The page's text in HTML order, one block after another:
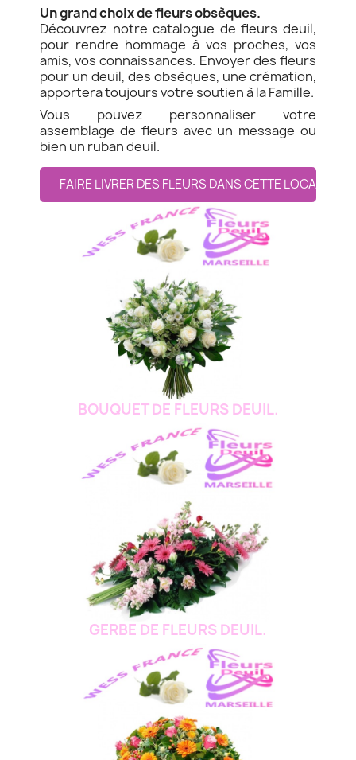
Un grand choix de fleurs obsèques.
Découvrez notre catalogue de fleurs deuil,
pour rendre hommage à vos proches, vos
amis, vos connaissances. Envoyer des fleurs
pour un deuil, des obsèques, une crémation,
apportera toujours votre soutien à la Famille.
Vous pouvez personnaliser votre
assemblage de fleurs avec un message ou
bien un ruban deuil.
FAIRE LIVRER DES FLEURS DANS CETTE LOCALITE
BOUQUET DE FLEURS DEUIL.
GERBE DE FLEURS DEUIL.